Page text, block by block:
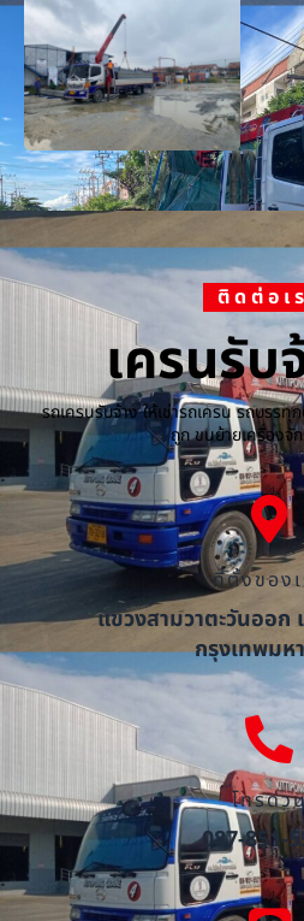
ติดต่อเ
เครนรับ
รถเครนรับจ้าง ให้เช่ารถเครน รถบรร
ถูก ขนย้ายเครื่องจั
ที่ตั้งของเ
แขวงสามวาตะวันออก
กรุงเทพมห
โทรด่ว
087-851-